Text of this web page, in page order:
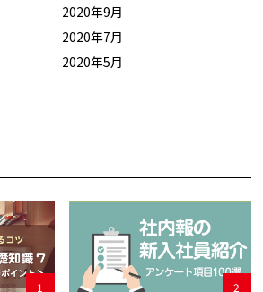
2020年9月
2020年7月
2020年5月
1
2